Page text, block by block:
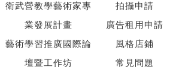
衛武營教學藝術家專
業發展計畫
藝術學習推廣國際論
壇暨工作坊
拍攝申請
廣告租用申請
風格店鋪
常見問題